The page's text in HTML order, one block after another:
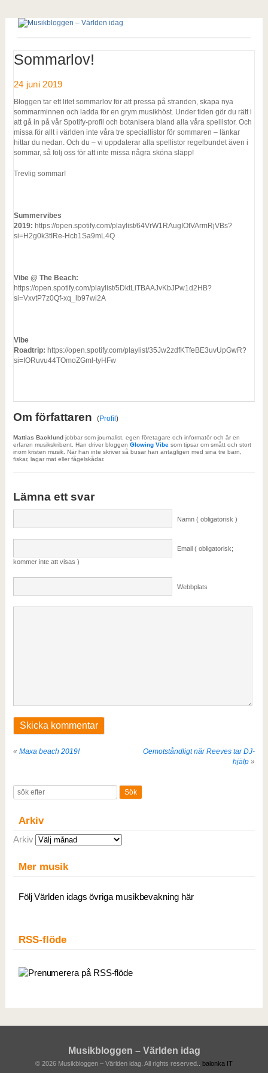
Sommarlov!
24 juni 2019
Bloggen tar ett litet sommarlov för att pressa på stranden, skapa nya
sommarminnen och ladda för en grym musikhöst. Under tiden gör du rätt i
att gå in på vår Spotify-profil och botanisera bland alla våra spellistor. Och
missa för allt i världen inte våra tre speciallistor för sommaren – länkar
hittar du nedan. Och du – vi uppdaterar alla spellistor regelbundet även i
sommar, så följ oss för att inte missa några sköna släpp!
Trevlig sommar!
Summervibes
2019: https://open.spotify.com/playlist/64VrW1RAugIOtVArmRjVBs?
si=H2g0k3tIRe-Hcb1Sa9mL4Q
Vibe @ The Beach:
https://open.spotify.com/playlist/5DktLiTBAAJvKbJPw1d2HB?
si=VxvtP7z0Qf-xq_lb97wi2A
Vibe
Roadtrip: https://open.spotify.com/playlist/35Jw2zdfKTfeBE3uvUpGwR?
si=IORuvu44TOmoZGml-tyHFw
Om författaren (Profil )
Mattias Backlundjobbar som journalist, egen företagare och informatör och är en
erfaren musikskribent. Han driver bloggen Glowing Vibesom tipsar om smått och stort
inom kristen musik. När han inte skriver så busar han antagligen med sina tre barn,
fiskar, lagar mat eller fågelskådar.
Lämna ett svar
Namn ( obligatorisk )
Email ( obligatorisk;
kommer inte att visas )
Webbplats
« Maxa beach 2019!
Oemotståndligt när Reeves tar DJ-
hjälp »
Arkiv
Arkiv
Mer musik
Följ Världen idags övriga musikbevakning här
RSS-flöde
Musikbloggen – Världen idag
© 2026 Musikbloggen – Världen idag. All rights reserved.. balonka IT